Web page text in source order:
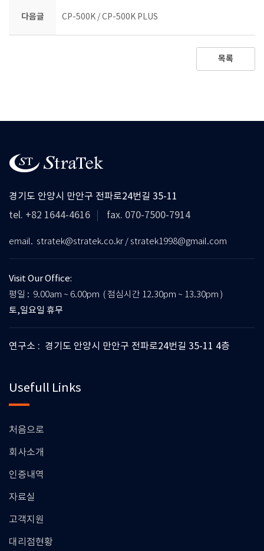
다음글 CP-500K / CP-500K PLUS
목록
경기도 안양시 만안구 전파로24번길 35-11
tel. +82 1644-4616
fax. 070-7500-7914
email. stratek@stratek.co.kr / stratek1998@gmail.com
Visit Our Office:
평일 : 9.00am ~ 6.00pm ( 점심시간 12.30pm ~ 13.30pm )
토,일요일 휴무
연구소 : 경기도 안양시 만안구 전파로24번길 35-11 4층
Usefull Links
처음으로
회사소개
인증내역
자료실
고객지원
대리점현황